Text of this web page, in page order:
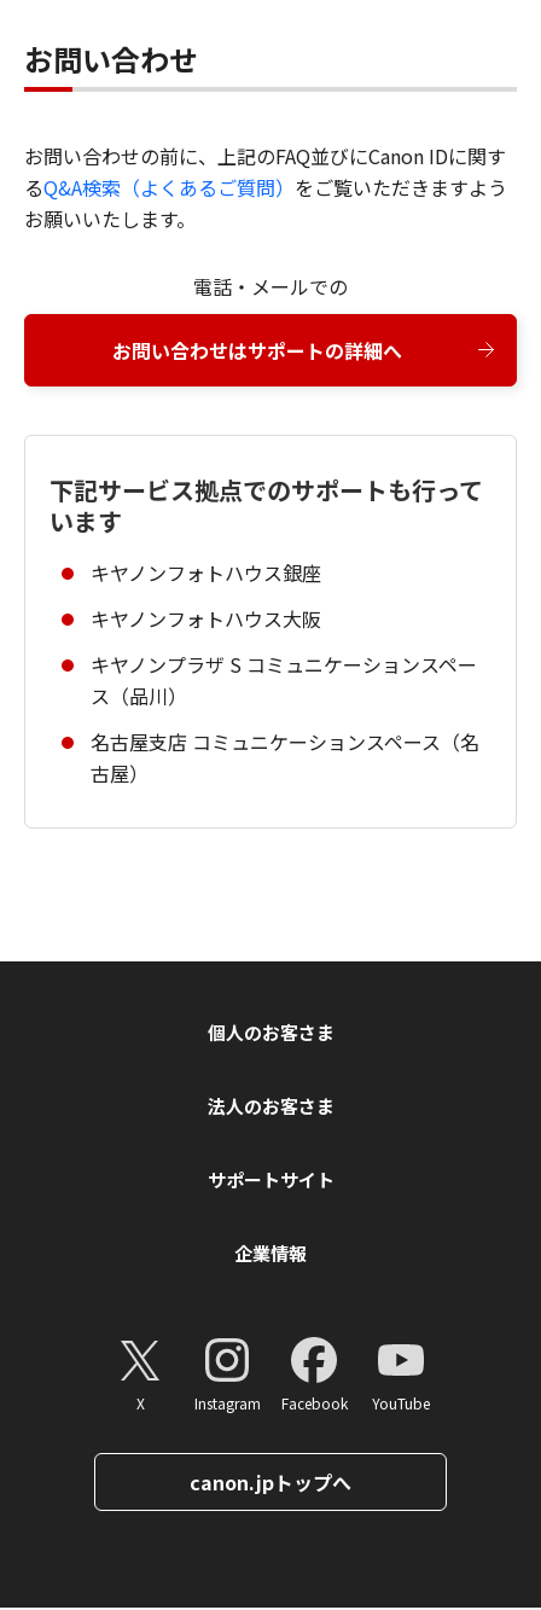
お問い合わせ
お問い合わせの前に、上記のFAQ並びにCanon IDに関す
るQ&A検索（よくあるご質問） をご覧いただきますよう
お願いいたします。
電話・メールでの
お問い合わせはサポートの詳細へ
下記サービス拠点でのサポートも行って
います
キヤノンフォトハウス銀座
キヤノンフォトハウス大阪
キヤノンプラザ S コミュニケーションスペー
ス（品川）
名古屋支店 コミュニケーションスペース（名
古屋）
個人のお客さま
法人のお客さま
サポートサイト
企業情報
X Instagram Facebook YouTube
canon.jpトップへ